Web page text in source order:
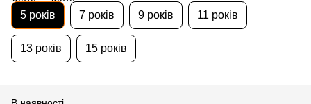
5 років 7 років 9 років 11 років
13 років 15 років